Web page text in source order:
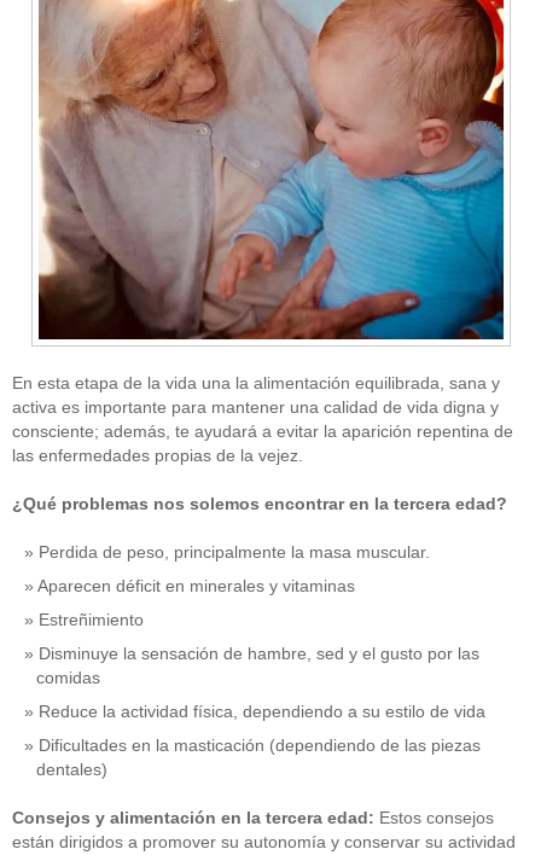
En esta etapa de la vida una la alimentación equilibrada, sana y
activa es importante para mantener una calidad de vida digna y
consciente; además, te ayudará a evitar la aparición repentina de
las enfermedades propias de la vejez.
¿Qué problemas nos solemos encontrar en la tercera edad?
Perdida de peso, principalmente la masa muscular.
Aparecen déficit en minerales y vitaminas
Estreñimiento
Disminuye la sensación de hambre, sed y el gusto por las
comidas
Reduce la actividad física, dependiendo a su estilo de vida
Dificultades en la masticación (dependiendo de las piezas
dentales)
Consejos y alimentación en la tercera edad: Estos consejos
están dirigidos a promover su autonomía y conservar su actividad